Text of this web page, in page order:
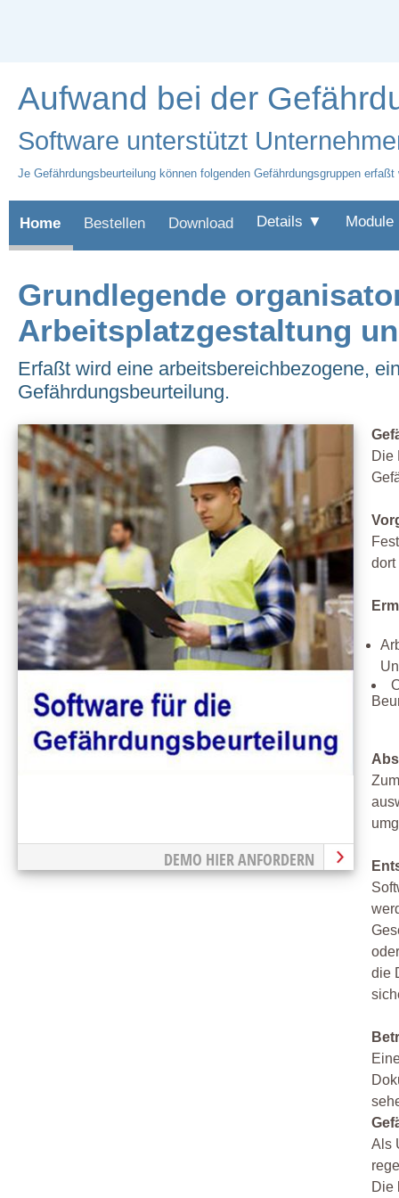
Aufwand bei der
Software unterstützt
Je Gefährdungsbeurteilung können folgenden Gefährdungsgruppen erfaßt
Home Bestellen Download Details ▼
Grundlegende
Arbeitsplatzgestaltung
Erfaßt wird eine arbeitsbereichbezogene,
Gefährdungsbeurteilung.
DEMO HIER ANFORDERN
Die
die
Als
Die